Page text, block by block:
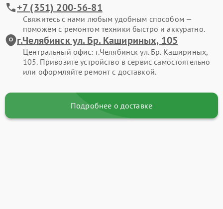
+7 (351) 200-56-81
Свяжитесь с нами любым удобным способом —
поможем с ремонтом техники быстро и аккуратно.
г.Челябинск ул. Бр. Кашириных, 105
Центральный офис: г.Челябинск ул. Бр. Кашириных,
105. Привозите устройство в сервис самостоятельно
или оформляйте ремонт с доставкой.
Подробнее о доставке